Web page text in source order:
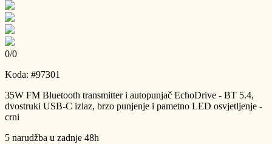
0/0
Koda: #97301
35W FM Bluetooth transmitter i autopunjač EchoDrive - BT 5.4,
dvostruki USB-C izlaz, brzo punjenje i pametno LED osvjetljenje -
crni
5 narudžba u zadnje 48h